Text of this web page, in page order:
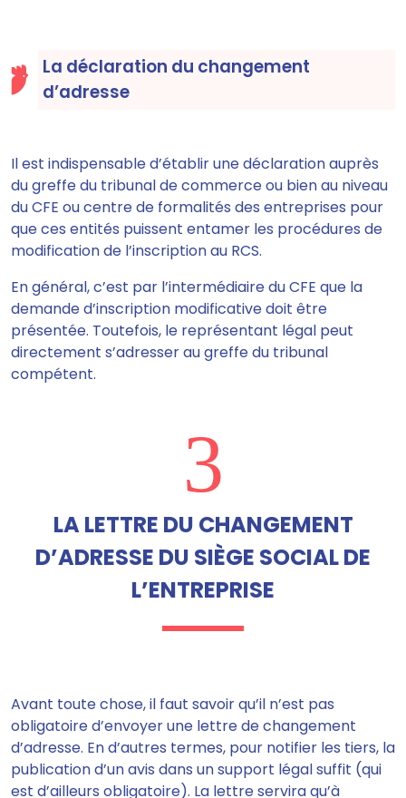
La déclaration du changement
d’adresse
Il est indispensabled’établir une déclaration auprès
du greffe du tribunal de commerce ou bien au niveau
du CFE ou centre de formalités des entreprises pour
que ces entités puissent entamer les procédures de
modification de l’inscription au RCS.
En général, c’est par l’intermédiaire du CFE que la
demande d’inscription modificative doit être
présentée. Toutefois, le représentant légal peut
directement s’adresser au greffe du tribunal
compétent.
3
LA LETTRE DU CHANGEMENT
D’ADRESSE DU SIÈGE SOCIAL DE
L’ENTREPRISE
Avant toute chose, il faut savoir qu’il n’est pas
obligatoire d’envoyer une lettre de changement
d’adresse. En d’autres termes, pour notifier les tiers, la
publication d’un avis dans un support légal suffit (qui
est d’ailleurs obligatoire). La lettre servira qu’à